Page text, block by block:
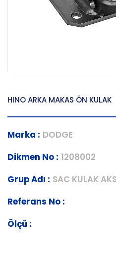
HINO ARKA MAKAS ÖN KULAK
Marka : DODGE
Dikmen No : 1208002
Grup Adı : SAC KULAK
Referans No :
Ölçü :